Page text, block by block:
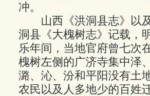
冲。
山西《洪洞县志》以
洞县《大槐树志》记载，
乐年间，当地官府曾七次
槐树左侧的广济寺集中泽
潞、沁、汾和平阳没有土
农民以及人多地少的百姓